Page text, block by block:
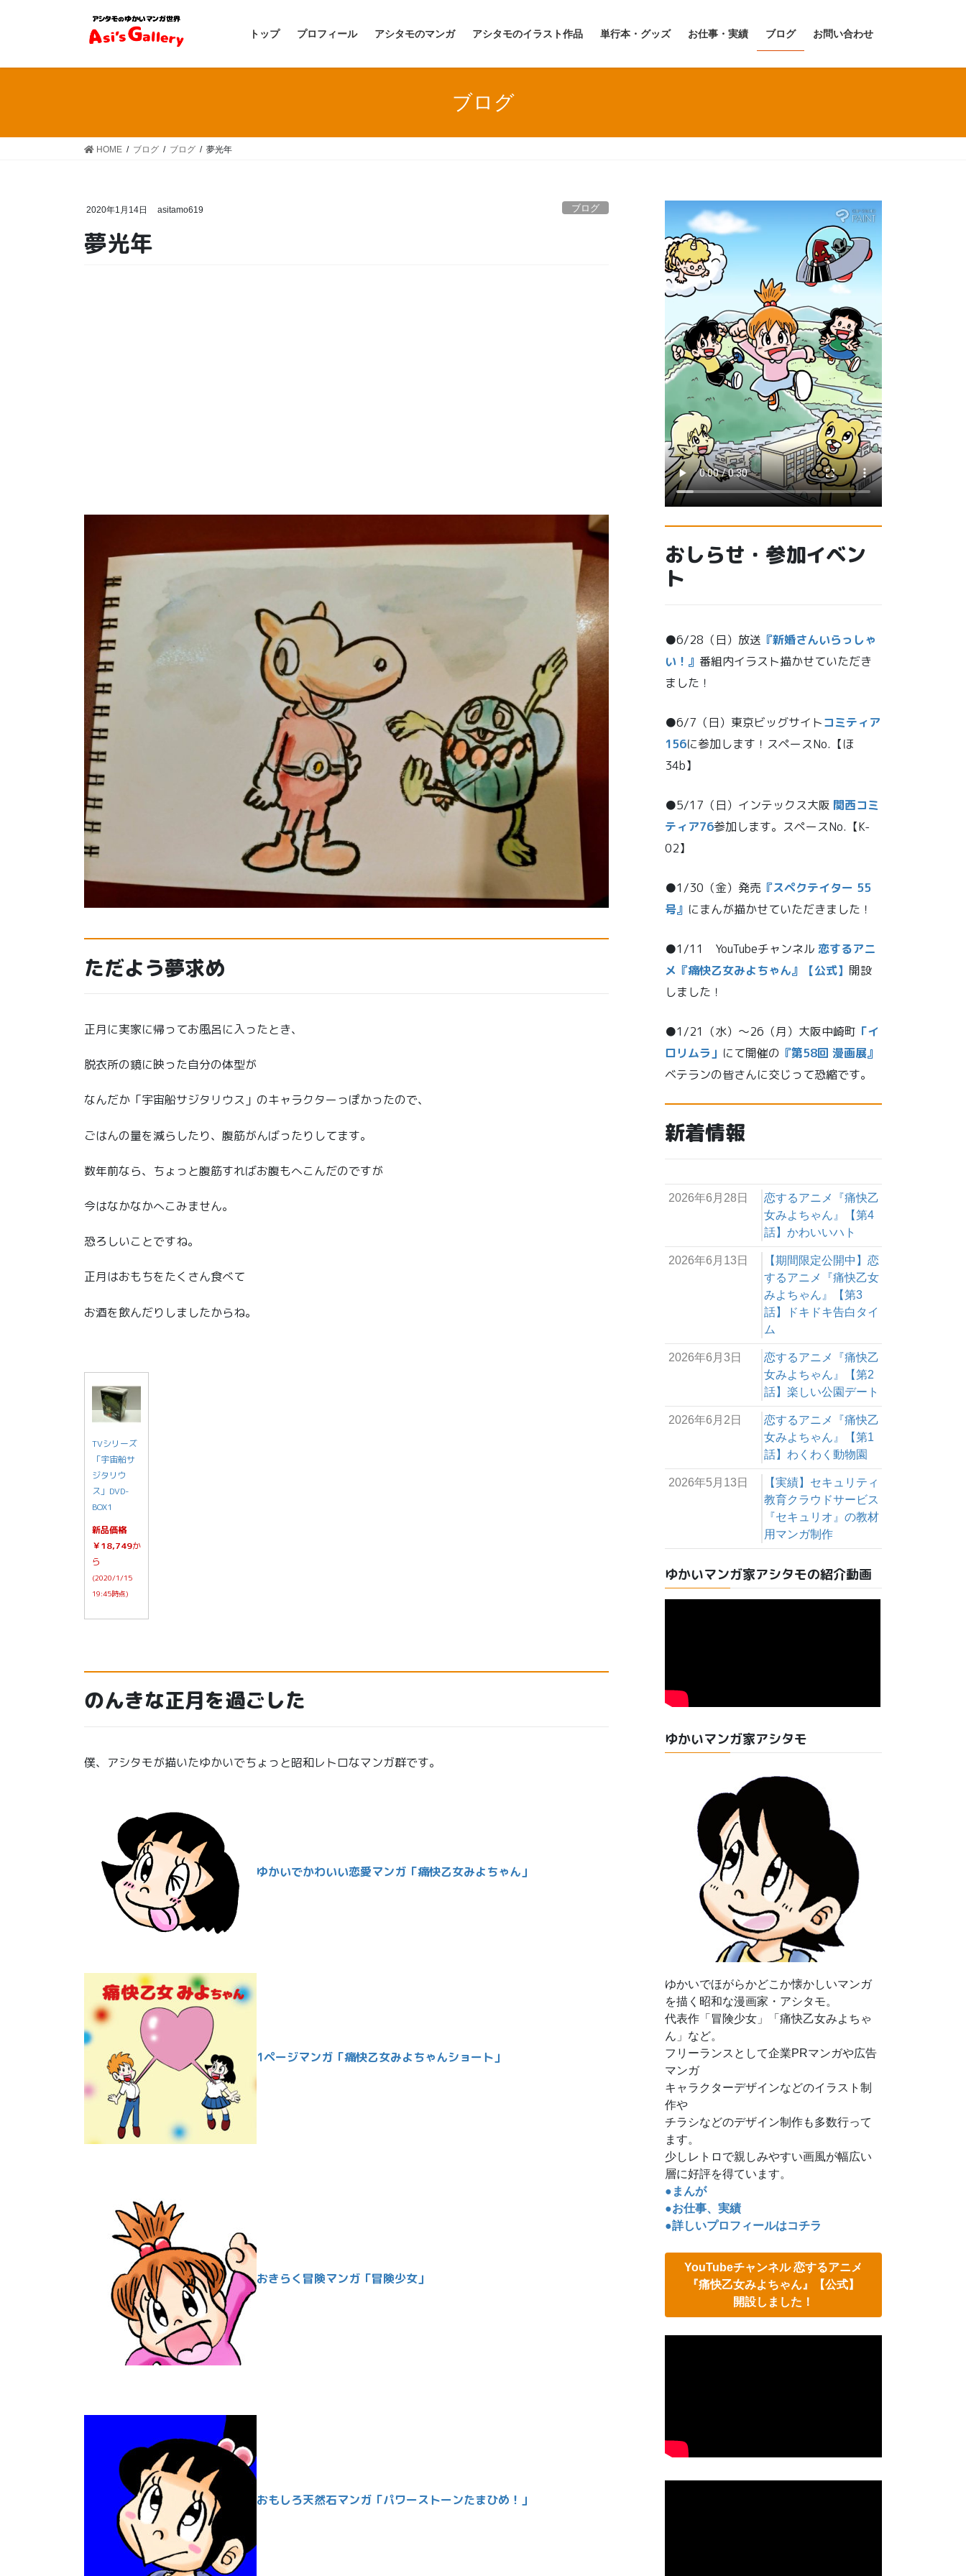
トップ プロフィール アシタモのマンガ アシタモのイラスト作品 単行本・グッズ お仕事・実績 ブログ お問い合わせ
ブログ
HOME ブログ ブログ 夢光年
2020年1月14日 asitamo619 ブログ
夢光年
ただよう夢求め
正月に実家に帰ってお風呂に入ったとき、
脱衣所の鏡に映った自分の体型が
なんだか「宇宙船サジタリウス」のキャラクターっぽかったので、
ごはんの量を減らしたり、腹筋がんばったりしてます。
数年前なら、ちょっと腹筋すればお腹もへこんだのですが
今はなかなかへこみません。
恐ろしいことですね。
正月はおもちをたくさん食べて
お酒を飲んだりしましたからね。
TVシリーズ
「宇宙船サ
ジタリウ
ス」DVD-
BOX1
新品価格
￥18,749か
ら
(2020/1/15
19:45時点)
のんきな正月を過ごした
僕、アシタモが描いたゆかいでちょっと昭和レトロなマンガ群です。
ゆかいでかわいい恋愛マンガ「痛快乙女みよちゃん」
1ページマンガ「痛快乙女みよちゃんショート」
おきらく冒険マンガ「冒険少女」
おもしろ天然石マンガ「パワーストーンたまひめ！」
おしらせ・参加イベン
ト
●6/28（日）放送 『新婚さんいらっしゃ
い！』 番組内イラスト描かせていただき
ました！
●6/7（日）東京ビッグサイトコミティア
156に参加します！スペースNo.【ほ
34b】
●5/17（日）インテックス大阪 関西コミ
ティア76参加します。スペースNo.【K-
02】
●1/30（金）発売 『スペクテイター 55
号』 にまんが描かせていただきました！
●1/11 YouTubeチャンネル恋するアニ
メ『痛快乙女みよちゃん』【公式】 開設
しました！
●1/21（水）～26（月）大阪中崎町 「イ
ロリムラ」 にて開催の 『第58回 漫画展』
ベテランの皆さんに交じって恐縮です。
新着情報
2026年6月28日
恋するアニメ『痛快乙
女みよちゃん』【第4
話】かわいいハト
2026年6月13日
【期間限定公開中】恋
するアニメ『痛快乙女
みよちゃん』【第3
話】ドキドキ告白タイ
ム
2026年6月3日
恋するアニメ『痛快乙
女みよちゃん』【第2
話】楽しい公園デート
2026年6月2日
恋するアニメ『痛快乙
女みよちゃん』【第1
話】わくわく動物園
2026年5月13日
【実績】セキュリティ
教育クラウドサービス
『セキュリオ』の教材
用マンガ制作
ゆかいマンガ家アシタモの紹介動画
ゆかいマンガ家アシタモ
ゆかいでほがらかどこか懐かしいマンガ
を描く昭和な漫画家・アシタモ。
代表作「冒険少女」「痛快乙女みよちゃ
ん」など。
フリーランスとして企業PRマンガや広告
マンガ
キャラクターデザインなどのイラスト制
作や
チラシなどのデザイン制作も多数行って
ます。
少しレトロで親しみやすい画風が幅広い
層に好評を得ています。
●まんが
●お仕事、実績
●詳しいプロフィールはコチラ
YouTubeチャンネル 恋するアニメ
『痛快乙女みよちゃん』【公式】
開設しました！